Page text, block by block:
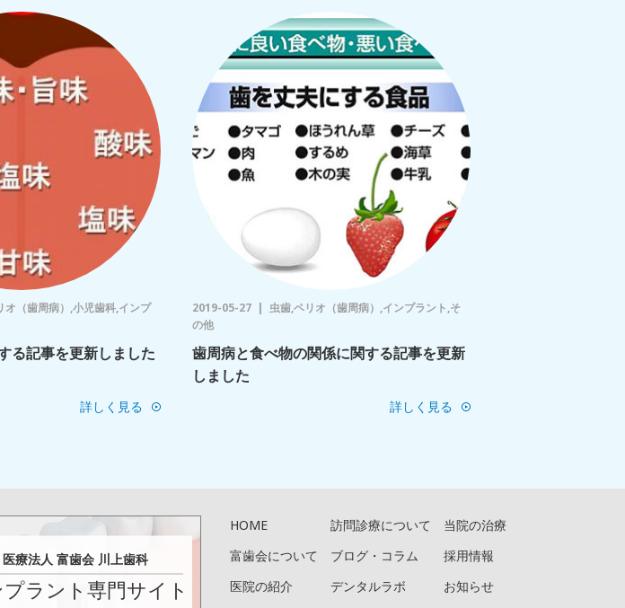
オ（歯周病）,小児歯科,インプ
る記事を更新しました
詳しく見る
2019-05-27
虫歯,ペリオ（歯周病）,インプラント,そ
の他
歯周病と食べ物の関係に関する記事を更新
しました
詳しく見る
医療法人 富歯会 川上歯科
ラント専門サイト
HOME 訪問診療について
当院の治療
富歯会について
ブログ・コラム
採用情報
医院の紹介
デンタルラボ お知らせ